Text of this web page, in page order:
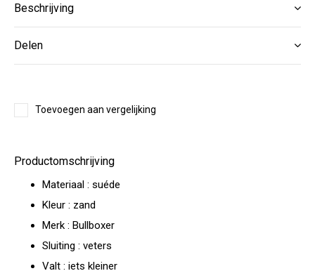
Beschrijving
Delen
Toevoegen aan vergelijking
Productomschrijving
Materiaal : suéde
Kleur : zand
Merk : Bullboxer
Sluiting : veters
Valt : iets kleiner